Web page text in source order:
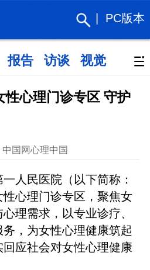
PC版本
报告 访谈 视觉 政策
性心理门诊专区 守护
国网心理中国
人民医院（以下简称：
心理门诊专区，聚焦女
理需求，以专业诊疗、
，为女性心理健康筑起
应社会对女性心理健康